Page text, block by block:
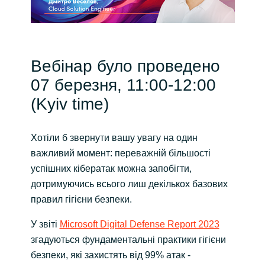
Latvia
Malaysia
Middle East
Norway
Oman
Poland
Вебінар було проведено
07 березня, 11:00-12:00
(Kyiv time)
Хотіли б звернути вашу увагу на один
важливий момент: переважній більшості
успішних кібератак можна запобігти,
дотримуючись всього лиш декількох базових
правил гігієни безпеки.
У звіті Microsoft Digital Defense Report 2023
згадуються фундаментальні практики гігієни
безпеки, які захистять від 99% атак -